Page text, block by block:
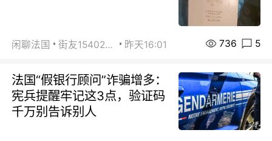
闲聊法国 街友15402223 昨天16:01 736 5
法国“假银行顾问”诈骗增多：
宪兵提醒牢记这3点，验证码
千万别告诉别人